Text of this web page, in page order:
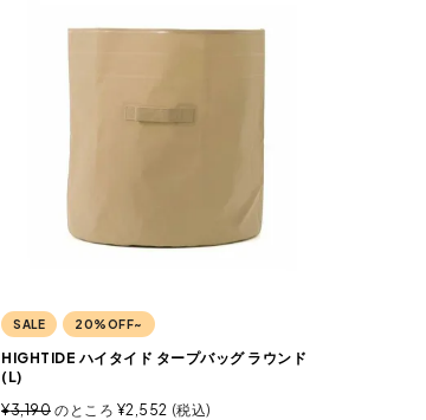
SALE 20%OFF~
HIGHTIDE ハイタイド タープバッグ ラウンド
(L)
¥3,190 のところ ¥2,552 税込